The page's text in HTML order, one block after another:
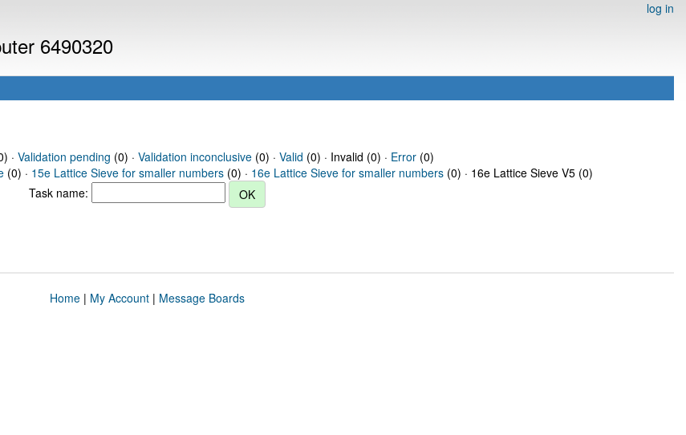
log in
6490320
· Validation pending (0) · Validation inconclusive(0) · Valid (0) · Invalid (0) · Error(0)
(0) · 15e Lattice Sieve for smaller numbers (0) · 16e Lattice Sieve for smaller numbers (0) · 16e Lattice Sieve V5 (0)
Task name:
Home| My Account| Message Boards